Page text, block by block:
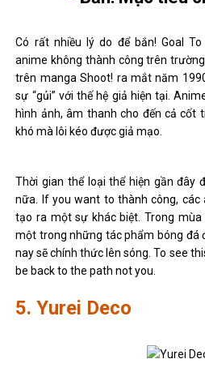
Có rất nhiều lý do để bắn! Goal
anime không thành công trên
trên manga Shoot! ra mắt năm
sự “gủi” với thế hệ giả hiện tại.
hình ảnh, âm thanh cho đến cả cốt
khó mà lôi kéo được giả mạo.
Thời gian thể loại thể hiện gần đây
nữa. If you want to thành công, các
tạo ra một sự khác biệt. Trong mùa
một trong những tác phẩm bóng đá
nay sẽ chính thức lên sóng. To see
be back to the path not you.
5. Yurei Deco